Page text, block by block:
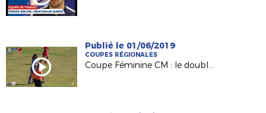
Publié le 01/06/2019
COUPES RÉGIONALES
Coupe Féminine CM : le doublé d'Orvault !